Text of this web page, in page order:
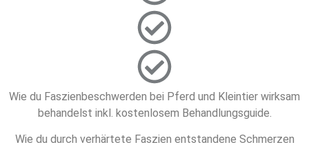
Wie du Faszienbeschwerden bei Pferd und Kleintier wirksam
behandelst inkl. kostenlosem Behandlungsguide.
Wie du durch verhärtete Faszien entstandene Schmerzen